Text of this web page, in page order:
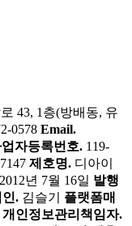
43, 1층(방배동, 유
0578 Email.
자등록번호. 119-
제호명. 디아이
2012년 7월 16일 발행
. 김슬기
플랫폼매
개인정보관리책임자.